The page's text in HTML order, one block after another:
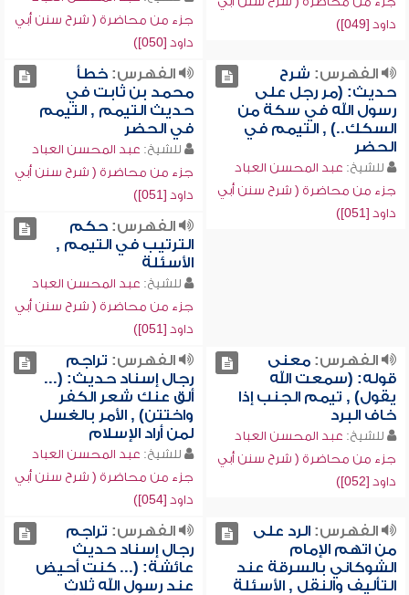
داود [049])
جزء من محاضرة ( شرح سنن أبي
داود [050])
الفهرس: شرح
حديث: (مر رجل على
رسول الله في سكة من
السكك..) , التيمم في
الحضر
للشيخ: عبد المحسن العباد
جزء من محاضرة ( شرح سنن أبي
داود [051])
الفهرس:خطأ
محمد بن ثابت في
حديث التيمم , التيمم
في الحضر
للشيخ: عبد المحسن العباد
جزء من محاضرة ( شرح سنن أبي
داود [051])
الفهرس:حكم
الترتيب في التيمم ,
الأسئلة
للشيخ: عبد المحسن العباد
جزء من محاضرة ( شرح سنن أبي
داود [051])
الفهرس:معنى
قوله: (سمعت الله
يقول) , تيمم الجنب إذا
خاف البرد
للشيخ: عبد المحسن العباد
جزء من محاضرة ( شرح سنن أبي
داود [052])
الفهرس: تراجم
رجال إسناد حديث: (...
ألق عنك شعر الكفر
واختتن) , الأمر بالغسل
لمن أراد الإسلام
للشيخ: عبد المحسن العباد
جزء من محاضرة ( شرح سنن أبي
داود [054])
الفهرس:الرد على
من اتهم الإمام
الشوكاني بالسرقة عند
التأليف والنقل , الأسئلة
الفهرس: تراجم
رجال إسناد حديث
عائشة: (... كنت أحيض
عند رسول الله ثلاث